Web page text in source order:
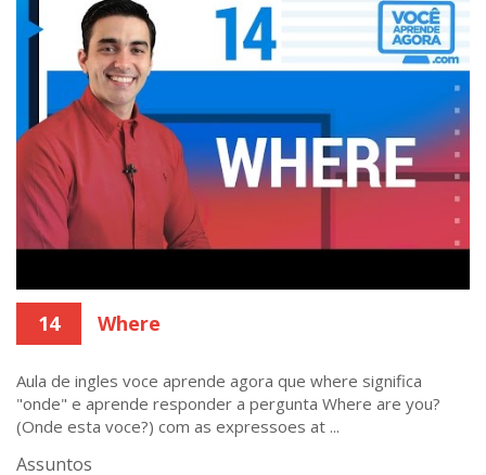
14 Where
Aula de ingles voce aprende agora que where significa
"onde" e aprende responder a pergunta Where are you?
(Onde esta voce?) com as expressoes at ...
Assuntos